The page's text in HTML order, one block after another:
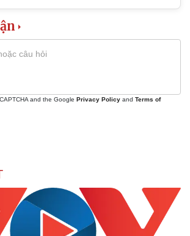
and the Google Privacy Policy and Terms of